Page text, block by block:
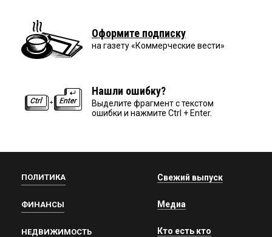
Оформите подписку
на газету «Коммерческие вести»
Нашли ошибку?
Выделите фрагмент с текстом
ошибки и нажмите Ctrl + Enter.
ПОЛИТИКА
ФИНАНСЫ
НЕДВИЖИМОСТЬ
Свежий выпуск
Медиа
Кто есть кто